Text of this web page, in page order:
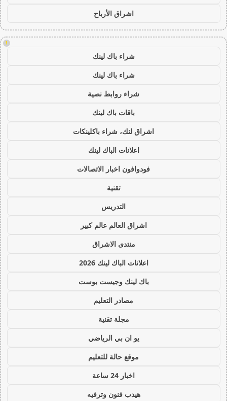
اشراق الأرباح
!
شراء باك لينك
شراء باك لينك
شراء روابط نصية
باقات باك لينك
اشراق لنك، شراء باكلينكات
اعلانات الباك لينك
فودوافون اخبار الاتصالات
تقنية
التدريس
اشراق العالم عالم كبير
منتدى الاشراق
اعلانات الباك لينك 2026
باك لينك وجيست بوست
مصادر التعليم
مجلة تقنية
يو ان بي الرياضي
موقع حالة للتعليم
اخبار 24 ساعة
هيدب فنون وترفيه